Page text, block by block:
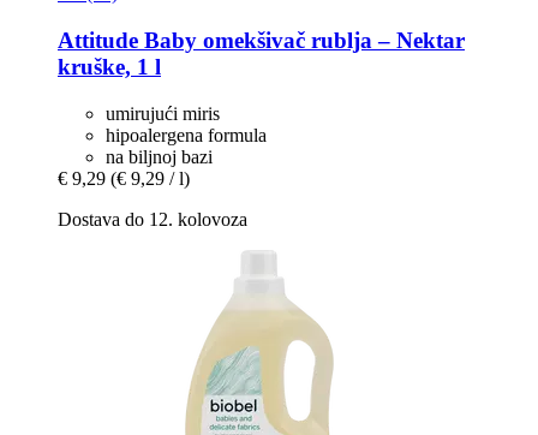
Attitude Baby omekšivač rublja – Nektar
kruške, 1 l
umirujući miris
hipoalergena formula
na biljnoj bazi
€ 9,29 (€ 9,29 / l)
Dostava do 12. kolovoza